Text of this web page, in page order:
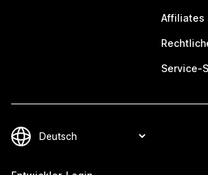
Affiliates
Service-